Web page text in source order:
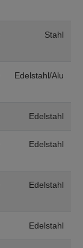
Stahl
Edelstahl/Alu
Edelstahl
Edelstahl
Edelstahl
Edelstahl